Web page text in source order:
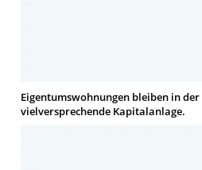
Eigentumswohnungen bleiben in der
vielversprechende Kapitalanlage.